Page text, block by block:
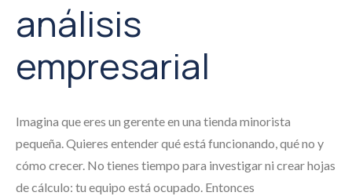
análisis
empresarial
Imagina que eres un gerente en una tienda minorista
pequeña. Quieres entender qué está funcionando, qué no y
cómo crecer. No tienes tiempo para investigar ni crear hojas
de cálculo: tu equipo está ocupado. Entonces